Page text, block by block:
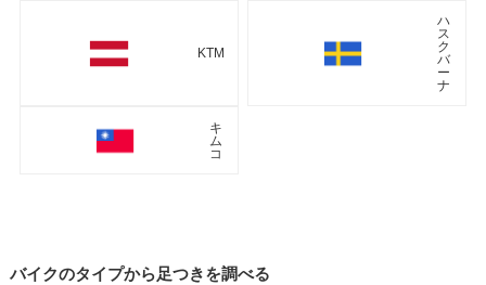
KTM
ハ
ス
ク
バ
ー
ナ
キ
ム
コ
バイクのタイプから足つきを調べる